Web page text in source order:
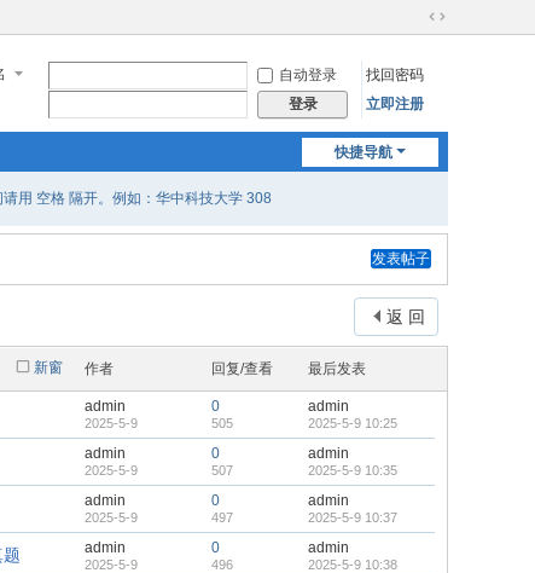
切
自动登录
找回密码
登录 立即注册
快捷导航
用 空格 隔开。例如：华中科技大学 308
发表帖子
返 回
新窗 作者 回复/查看 最后发表
admin
2025-5-9
0
505
admin
2025-5-9 10:25
admin
2025-5-9
0
507
admin
2025-5-9 10:35
admin
2025-5-9
0
497
admin
2025-5-9 10:37
admin
2025-5-9
0
496
admin
2025-5-9 10:38